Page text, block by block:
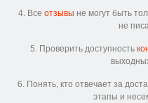
4. Все отзывы не могут быть
не
5. Проверить доступность
6. Понять, кто отвечает за
этапы и